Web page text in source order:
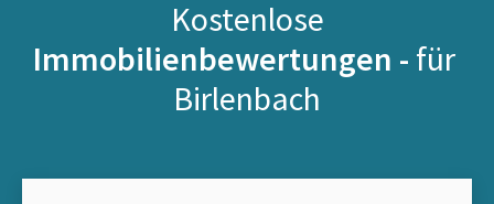
Kostenlose
Immobilienbewertungen - für
Birlenbach